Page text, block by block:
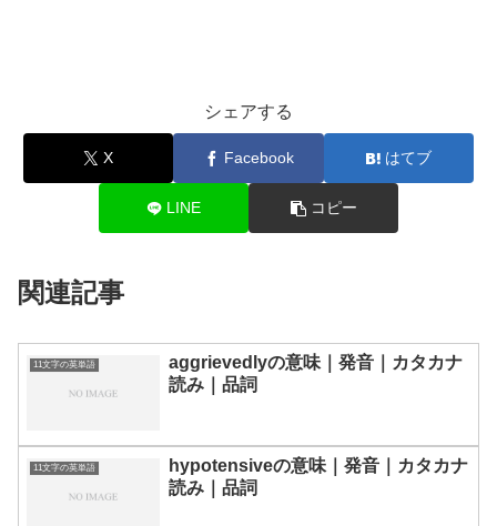
シェアする
X Facebook はてブ
LINE コピー
関連記事
11文字の英単語
aggrievedlyの意味｜発音｜カタカナ
読み｜品詞
11文字の英単語
hypotensiveの意味｜発音｜カタカナ
読み｜品詞